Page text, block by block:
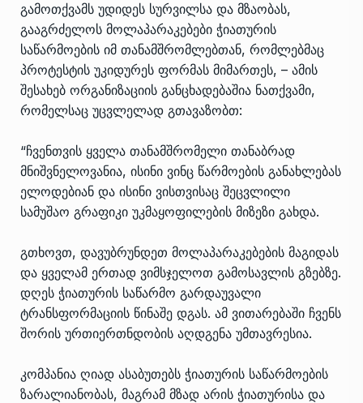
გამოთქვამს უდიდეს სურვილსა და მზაობას,
გააგრძელოს მოლაპარაკებები ჭიათურის
საწარმოების იმ თანამშრომლებთან, რომლებმაც
პროტესტის უკიდურეს ფორმას მიმართეს, – ამის
შესახებ ორგანიზაციის განცხადებაშია ნათქვამი,
რომელსაც უცვლელად გთავაზობთ:
“ჩვენთვის ყველა თანამშრომელი თანაბრად
მნიშვნელოვანია, ისინი ვინც წარმოების განახლებას
ელოდებიან და ისინი ვისთვისაც შეცვლილი
სამუშაო გრაფიკი უკმაყოფილების მიზეზი გახდა.
გთხოვთ, დავუბრუნდეთ მოლაპარაკებების მაგიდას
და ყველამ ერთად ვიმსჯელოთ გამოსავლის გზებზე.
დღეს ჭიათურის საწარმო გარდაუვალი
ტრანსფორმაციის წინაშე დგას. ამ ვითარებაში ჩვენს
შორის ურთიერთნდობის აღდგენა უმთავრესია.
კომპანია ღიად ასაბუთებს ჭიათურის საწარმოების
ზარალიანობას, მაგრამ მზად არის ჭიათურისა და